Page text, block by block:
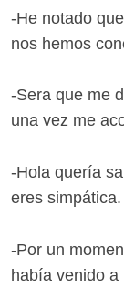
-He notado
nos hemos
-Sera que me
una vez me
-Hola quería
eres simpática.
-Por un
había venido a